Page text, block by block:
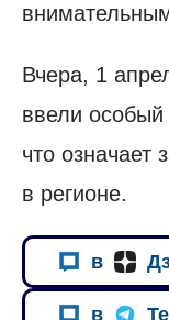
Вчера, 1
ввели
что означает
в регионе.
в
в